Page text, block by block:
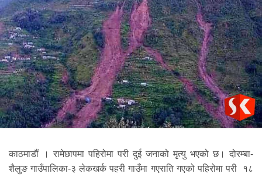
काठमाडौं । रामेछापमा पहिरोमा परी दुई जनाको मृत्यु भएको छ। दोरम्बा-
शैलुङ गाउँपालिका-३ लेकखर्क पहरी गाउँमा गएराति गएको पहिरोमा परी १८